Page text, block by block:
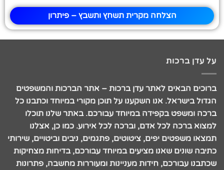
הצלחה מקרית תשחץ ותשבץ – פיתרון
על עדן ברכות
ברוכים הבאים לאתר עדן ברכות – אתר הברכות והמשפטים
הגדול בישראל. אנו השקענו על תוכן מקורי במיוחד וכתבנו כל
ברכה ומשפט בקפידה במיוחד עבורכם. באתר שלנו תוכלו
למצוא ברכה לכל אדם, וברכה לכל אירוע. כמו כן, אצלנו
תמצאו משפטים יפים, ציטוטים, פתגמים, ניבים וביטויים, שירותי
כתיבה שונים שאנו מציעים במיוחד עבורכם, בדיחות מצחיקות
שכתבנו עבורכם, חידות מעניינות ומעוררות מחשבה, פתרונות